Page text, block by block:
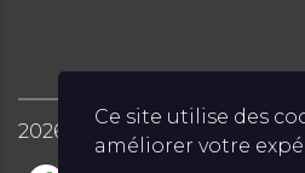
2026 COUS © Tous droits
Ce site utilise des
améliorer votre